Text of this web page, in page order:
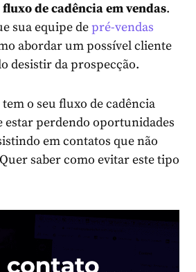
fluxo de cadência em vendas.
sua equipe depré-vendas
abordar um possível cliente
desistir da prospecção.
tem o seu fluxo de cadência
perdendo oportunidades
em contatos que não
saber como evitar este tipo